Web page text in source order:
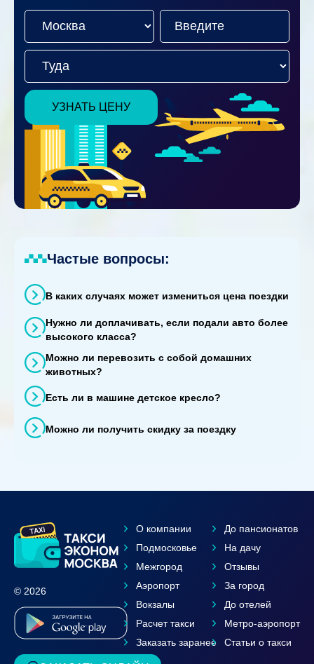
УЗНАТЬ ЦЕНУ
Частые вопросы:
В каких случаях может измениться цена поездки
Нужно ли доплачивать, если подали авто более
высокого класса?
Можно ли перевозить с собой домашних
животных?
Есть ли в машине детское кресло?
Можно ли получить скидку за поездку
© 2026
О компании
Подмосковье
Межгород
Аэропорт
Вокзалы
Расчет такси
Заказать заранее
До пансионатов
На дачу
Отзывы
За город
До отелей
Метро-аэропорт
Статьи о такси